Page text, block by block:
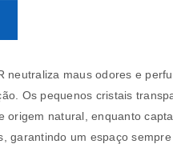
neutraliza maus odores e
Os pequenos cristais
origem natural, enquanto
garantindo um espaço